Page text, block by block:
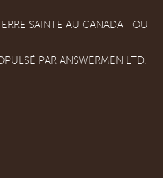
SAINTE AU CANADA TOUT
PAR ANSWERMEN LTD.